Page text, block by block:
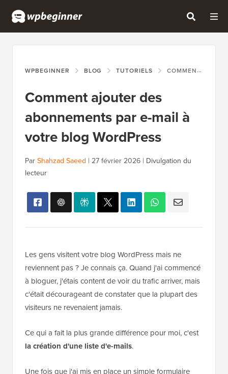
WPBEGINNER BLOG TUTORIELS COMMENT AJOUTER DES ABONNEMENTS PAR E-MAIL À VOTRE BLOG WORDPRESS
Comment ajouter des
abonnements par e-mail à
votre blog WordPress
ParShahzad Saeed | 27 février 2026 | Divulgation du
lecteur
Les gens visitent votre blog WordPress mais ne
reviennent pas ? Je connais ça. Quand j'ai commencé
à bloguer, j'étais content de voir du trafic arriver, mais
c'était décourageant de constater que la plupart des
visiteurs ne revenaient jamais.
Ce qui a fait la plus grande différence pour moi, c'est
la création d'une liste d'e-mails.
Une fois que j'ai mis en place un simple formulaire